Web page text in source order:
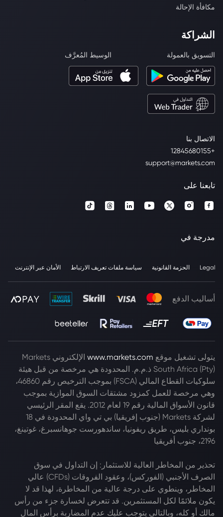
الاتصال بنا
+12845680155
support@markets.com
مكافأة الإحالة
الشراكة
التسويق بالعمولة الوسيط المُعرَّف
تابعنا على
مدرجة في
Legal الحزمة القانونية سياسة ملفات تعريف الارتباط الأمان عبر الإنترنت
أساليب الدفع
يتولى تشغيل موقع www.markets.com
الإلكتروني Markets
South Africa (Pty) ذ.م.م. المحدودة هي مرخصة من قبل هيئة
سلوكيات القطاع المالي (FSCA) بموجب الترخيص رقم 46860،
وهي مرخصة للعمل كمزود مشتقات السوق الموازية بموجب
قانون الأسواق المالية رقم 19 لعام 2012. يقع المقر الرئيسي
لشركة Markets (جنوب إفريقيا) بي تي واي المحدودة في 18
بونداري بليس، طريق ريفونيا، ساندهورست جوهانسبرغ، غوتينغ،
2196، جنوب أفريقيا
تحذير من المخاطر العالية للاستثمار: إن التداول في سوق
الصرف الأجنبي (الفوركس)، وعقود الفروقات (CFDs) عالي
المخاطر، وينطوي على درجة عالية من المخاطرة، لهذا قد لا
يكون ملائمًا لكل المستثمرين. قد تتعرض لخسارة جزء من رأس
مالك أو كله، وبالتالي يتوجب عليك عدم المضاربة برأس المال